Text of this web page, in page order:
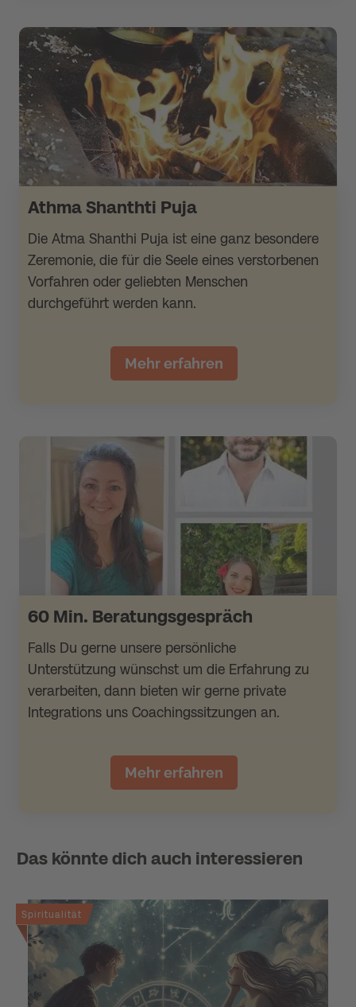
Athma Shanthti Puja
Die Atma Shanthi Puja ist eine ganz besondere
Zeremonie, die für die Seele eines verstorbenen
Vorfahren oder geliebten Menschen
durchgeführt werden kann.
Mehr erfahren
60 Min. Beratungsgespräch
Falls Du gerne unsere persönliche
Unterstützung wünschst um die Erfahrung zu
verarbeiten, dann bieten wir gerne private
Integrations uns Coachingssitzungen an.
Mehr erfahren
Das könnte dich auch interessieren
Spiritualität